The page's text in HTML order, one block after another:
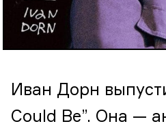
Иван Дорн
Could Be”. Она —